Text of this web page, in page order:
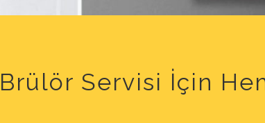
Servisi İçin